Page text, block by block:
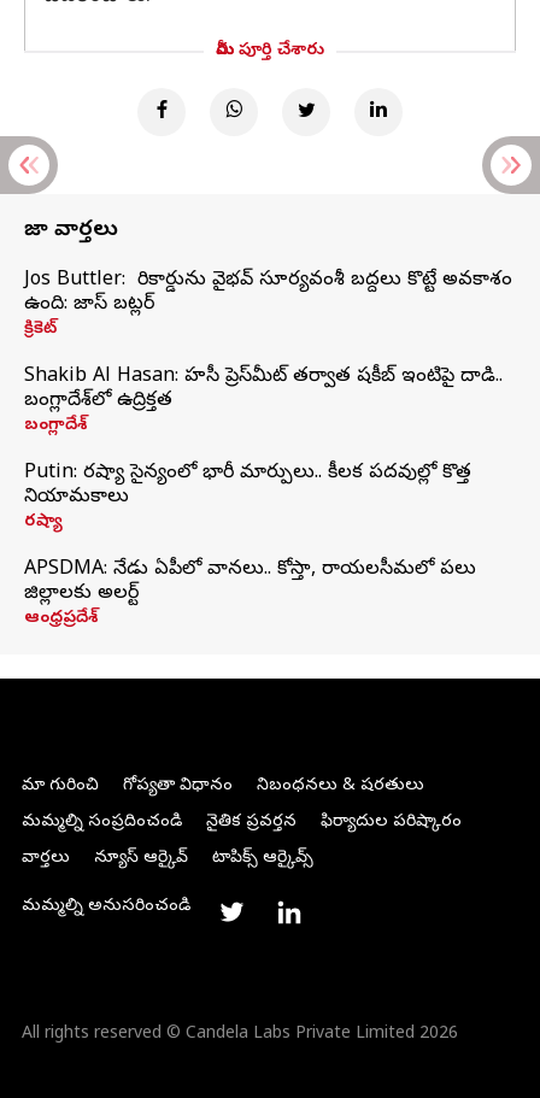
మీరు పూర్తి చేశారు
తాజా వార్తలు
Jos Buttler: నా రికార్డును వైభవ్ సూర్యవంశీ బద్దలు కొట్టే అవకాశం
ఉంది: జాస్ బట్లర్
క్రికెట్
Shakib Al Hasan: హసీనా ప్రెస్‌మీట్‌ తర్వాత షకీబ్‌ ఇంటిపై దాడి..
బంగ్లాదేశ్‌లో ఉద్రిక్తత
బంగ్లాదేశ్
Putin: రష్యా సైన్యంలో భారీ మార్పులు.. కీలక పదవుల్లో కొత్త
నియామకాలు
రష్యా
APSDMA: నేడు ఏపీలో వానలు.. కోస్తా, రాయలసీమలో పలు
జిల్లాలకు అలర్ట్
ఆంధ్రప్రదేశ్
మా గురించి గోప్యతా విధానం
నిబంధనలు & షరతులు
మమ్మల్ని సంప్రదించండి
నైతిక ప్రవర్తన
ఫిర్యాదుల పరిష్కారం
వార్తలు
న్యూస్ ఆర్కైవ్ టాపిక్స్ ఆర్కైవ్స్
మమ్మల్ని అనుసరించండి
All rights reserved © Candela Labs Private Limited 2026